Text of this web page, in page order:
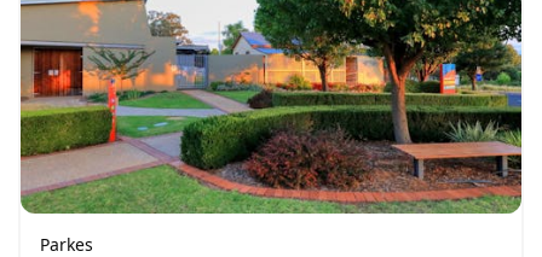
Parkes